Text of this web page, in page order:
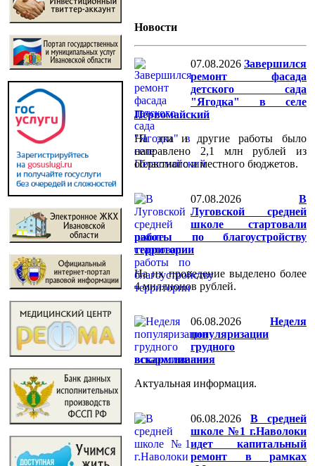
Новости
07.08.2026 Завершился
ремонт фасада
детского сада
"Ягодка" в селе
Первомайский
На эти и другие работы было
направлено 2,1 млн рублей из
областного и местного бюджетов.
07.08.2026
️В
Луговской средней
школе стартовали
работы по благоустройству
территории
На их проведение выделено более
4 миллионов рублей.
06.08.2026
Неделя
популяризации
грудного
вскармливания
Актуальная информация.
06.08.2026
В средней
школе №1 г.Наволоки
идет капитальный
ремонт в рамках